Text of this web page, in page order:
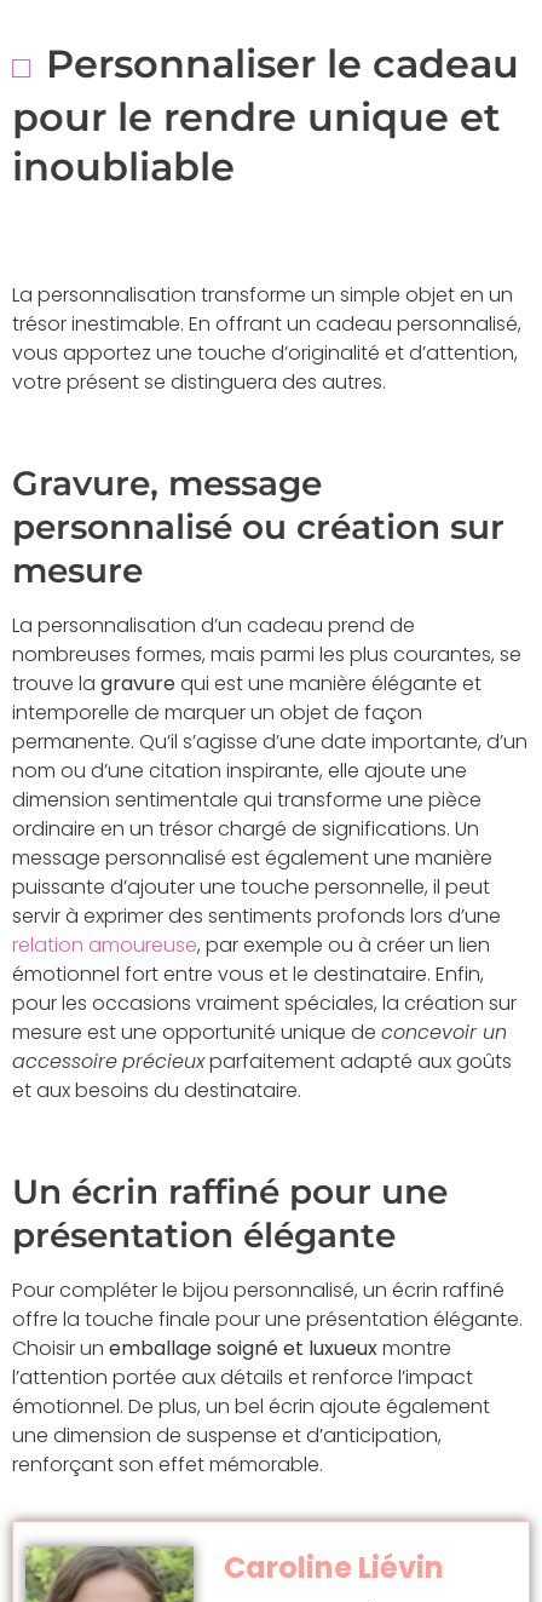
Personnaliser le cadeau
pour le rendre unique et
inoubliable
La personnalisation transforme un simple objet en un
trésor inestimable. En offrant un cadeau personnalisé,
vous apportez une touche d’originalité et d’attention,
votre présent se distinguera des autres.
Gravure, message
personnalisé ou création sur
mesure
La personnalisation d’un cadeau prend de
nombreuses formes, mais parmi les plus courantes, se
trouve la gravurequi est une manière élégante et
intemporelle de marquer un objet de façon
permanente. Qu’il s’agisse d’une date importante, d’un
nom ou d’une citation inspirante, elle ajoute une
dimension sentimentale qui transforme une pièce
ordinaire en un trésor chargé de significations. Un
message personnalisé est également une manière
puissante d’ajouter une touche personnelle, il peut
servir à exprimer des sentiments profonds lors d’une
relation amoureuse, par exemple ou à créer un lien
émotionnel fort entre vous et le destinataire. Enfin,
pour les occasions vraiment spéciales, la création sur
mesure est une opportunité unique de concevoir un
accessoireprécieuxparfaitement adapté aux goûts
et aux besoins du destinataire.
Un écrin raffiné pour une
présentation élégante
Pour compléter le bijou personnalisé, un écrin raffiné
offre la touche finale pour une présentation élégante.
Choisir un emballage soigné et luxueuxmontre
l’attention portée aux détails et renforce l’impact
émotionnel. De plus, un bel écrin ajoute également
une dimension de suspense et d’anticipation,
renforçant son effet mémorable.
Caroline Liévin